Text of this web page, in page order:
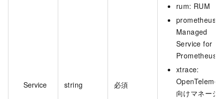
Service string 必須
rum: RUM
prometheus:
Managed
Service for
Prometheus
xtrace:
向けマネージ